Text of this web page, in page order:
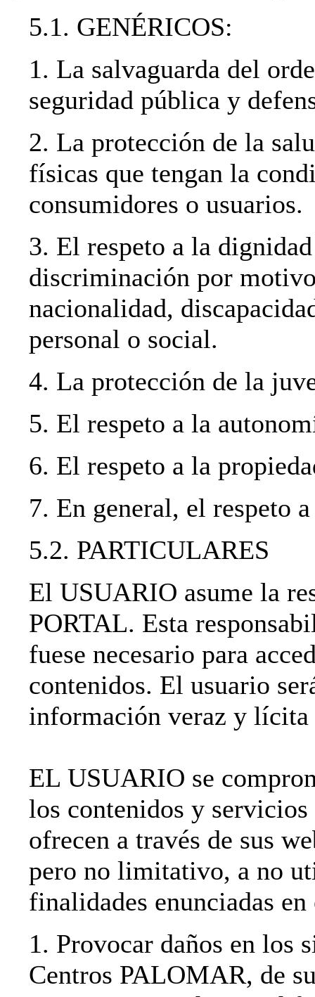
5.1. GENÉRICOS:
1. La salvaguarda del
seguridad pública y
2. La protección de la
físicas que tengan la
consumidores o usuarios.
3. El respeto a la
discriminación por
nacionalidad,
personal o social.
4. La protección de la
5. El respeto a la
6. El respeto a la
7. En general, el respeto
5.2. PARTICULARES
El USUARIO asume la
PORTAL. Esta
fuese necesario para
contenidos. El usuario
información veraz y lícita
EL USUARIO se
los contenidos y
ofrecen a través de sus
pero no limitativo, a no
finalidades enunciadas
1. Provocar daños en los
Centros PALOMAR, de